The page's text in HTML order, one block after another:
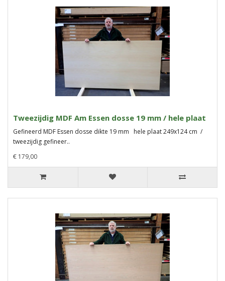
Tweezijdig MDF Am Essen dosse 19 mm / hele plaat
Gefineerd MDF Essen dosse dikte 19 mm hele plaat 249x124 cm /
tweezijdig gefineer..
€ 179,00